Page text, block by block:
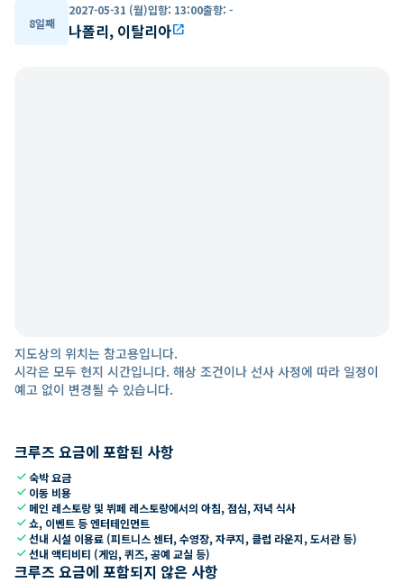
8일째
2027-05-31 (월)입항: 13:00출항: -
나폴리, 이탈리아open_in_new
지도상의 위치는 참고용입니다.
시각은 모두 현지 시간입니다. 해상 조건이나 선사 사정에 따라 일정이
예고 없이 변경될 수 있습니다.
크루즈 요금에 포함된 사항
check숙박 요금
check 이동 비용
check 메인 레스토랑 및 뷔페 레스토랑에서의 아침, 점심, 저녁 식사
check쇼, 이벤트 등 엔터테인먼트
check선내 시설 이용료 (피트니스 센터, 수영장, 자쿠지, 클럽 라운지, 도서관 등)
check선내 액티비티 (게임, 퀴즈, 공예 교실 등)
크루즈 요금에 포함되지 않은 사항